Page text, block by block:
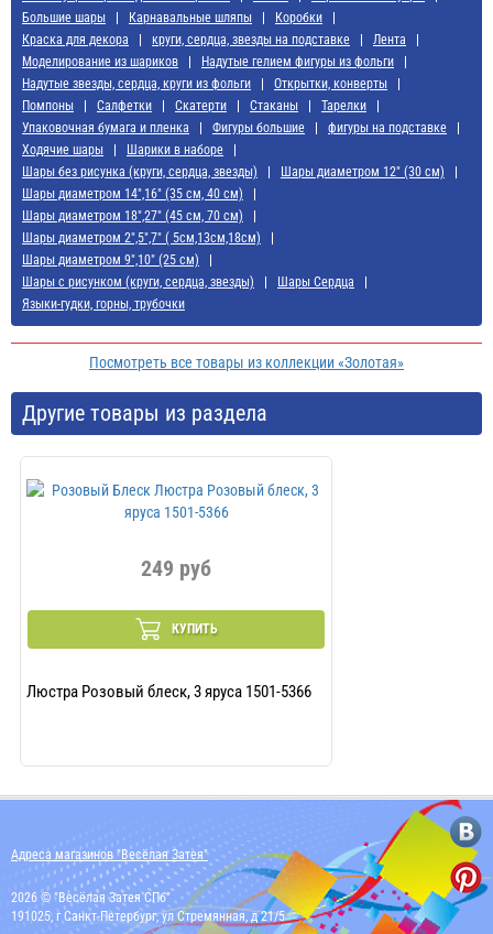
Большие шары
Карнавальные шляпы
Коробки
Краска для декора
круги, сердца, звезды на подставке
Лента
Моделирование из шариков
Надутые гелием фигуры из фольги
Надутые звезды, сердца, круги из фольги
Открытки, конверты
Помпоны
Салфетки Скатерти Стаканы
Тарелки
Упаковочная бумага и пленка
Фигуры большие
фигуры на подставке
Ходячие шары
Шарики в наборе
Шары без рисунка (круги, сердца, звезды)
Шары диаметром 12" (30 см)
Шары диаметром 14",16" (35 см, 40 см)
Шары диаметром 18",27" (45 см, 70 см)
Шары диаметром 2",5",7" ( 5см,13см,18см)
Шары диаметром 9",10" (25 см)
Шары с рисунком (круги, сердца, звезды)
Шары Сердца
Языки-гудки, горны, трубочки
Посмотреть все товары из коллекции «Золотая»
Другие товары из раздела
249 руб
КУПИТЬ
Люстра Розовый блеск, 3 яруса 1501-5366
Адреса магазинов "Весёлая Затея"
2026 © "Весёлая Затея СПб"
191025, г Санкт-Петербург, ул Стремянная, д 21/5